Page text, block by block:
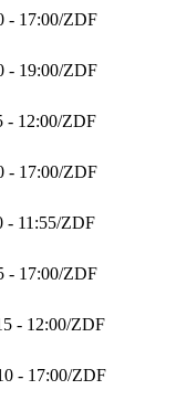
- 17:00/ZDF
- 19:00/ZDF
- 12:00/ZDF
- 17:00/ZDF
- 11:55/ZDF
- 17:00/ZDF
- 12:00/ZDF
- 17:00/ZDF